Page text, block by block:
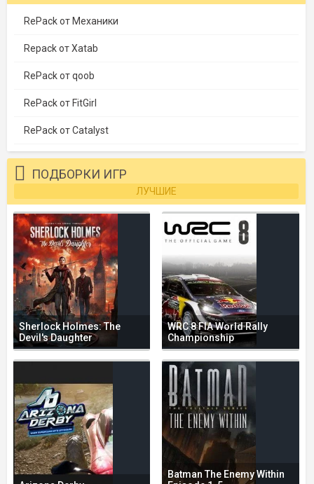
RePack от Механики
Repack от Xatab
RePack от qoob
RePack от FitGirl
RePack от Catalyst
ПОДБОРКИ ИГР
ЛУЧШИЕ
Sherlock Holmes: The
Devil's Daughter
WRC 8 FIA World Rally
Championship
Batman The Enemy Within